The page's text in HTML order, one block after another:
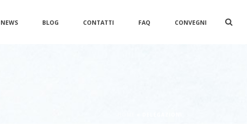
NEWS BLOG CONTATTI FAQ CONVEGNI